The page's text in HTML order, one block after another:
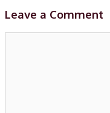
Leave a Comment